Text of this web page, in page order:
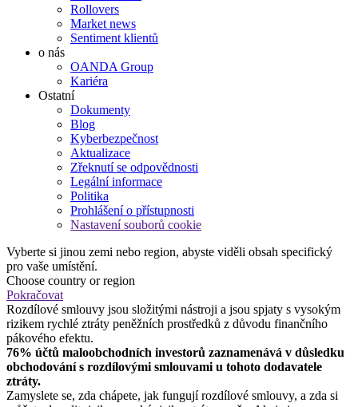
Rollovers
Market news
Sentiment klientů
o nás
OANDA Group
Kariéra
Ostatní
Dokumenty
Blog
Kyberbezpečnost
Aktualizace
Zřeknutí se odpovědnosti
Legální informace
Politika
Prohlášení o přístupnosti
Nastavení souborů cookie
Vyberte si jinou zemi nebo region, abyste viděli obsah specifický
pro vaše umístění.
Choose country or region
Pokračovat
Rozdílové smlouvy jsou složitými nástroji a jsou spjaty s vysokým
rizikem rychlé ztráty peněžních prostředků z důvodu finančního
pákového efektu.
76% účtů maloobchodních investorů zaznamenává v důsledku
obchodování s rozdílovými smlouvami u tohoto dodavatele
ztráty.
Zamyslete se, zda chápete, jak fungují rozdílové smlouvy, a zda si